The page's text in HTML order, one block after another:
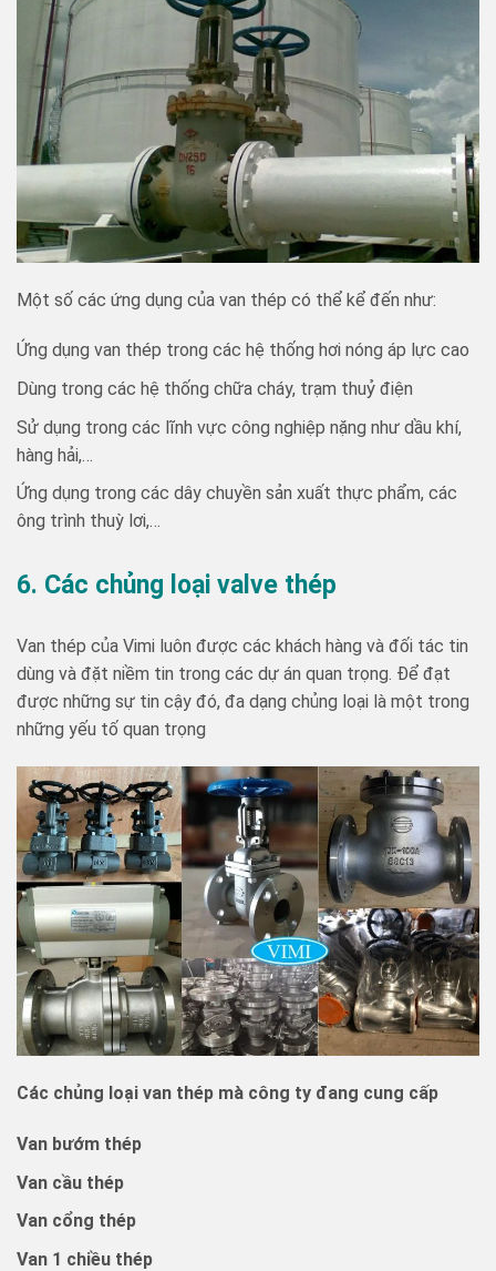
Một số các ứng dụng của van thép có thể kể đến như:
Ứng dụng van thép trong các hệ thống hơi nóng áp lực cao
Dùng trong các hệ thống chữa cháy, trạm thuỷ điện
Sử dụng trong các lĩnh vực công nghiệp nặng như dầu khí,
hàng hải,…
Ứng dụng trong các dây chuyền sản xuất thực phẩm, các
ông trình thuỳ lơi,…
6. Các chủng loại valve thép
Van thép của Vimi luôn được các khách hàng và đối tác tin
dùng và đặt niềm tin trong các dự án quan trọng. Để đạt
được những sự tin cậy đó, đa dạng chủng loại là một trong
những yếu tố quan trọng
Các chủng loại van thép mà công ty đang cung cấp
Van bướm thép
Van cầu thép
Van cổng thép
Van 1 chiều thép